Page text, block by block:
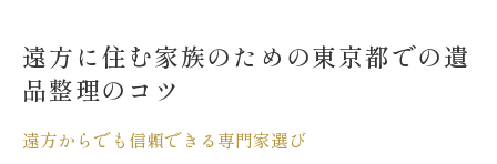
遠方に住む家族のための東京都での遺
品整理のコツ
遠方からでも信頼できる専門家選び